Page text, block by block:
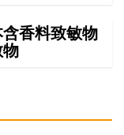
香料致敏物
物